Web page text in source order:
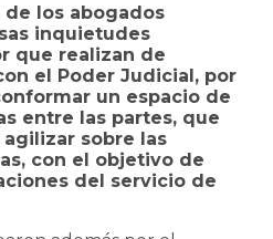
los abogados
inquietudes
que realizan de
el Poder Judicial, por
un espacio de
entre las partes, que
sobre las
con el objetivo de
del servicio de